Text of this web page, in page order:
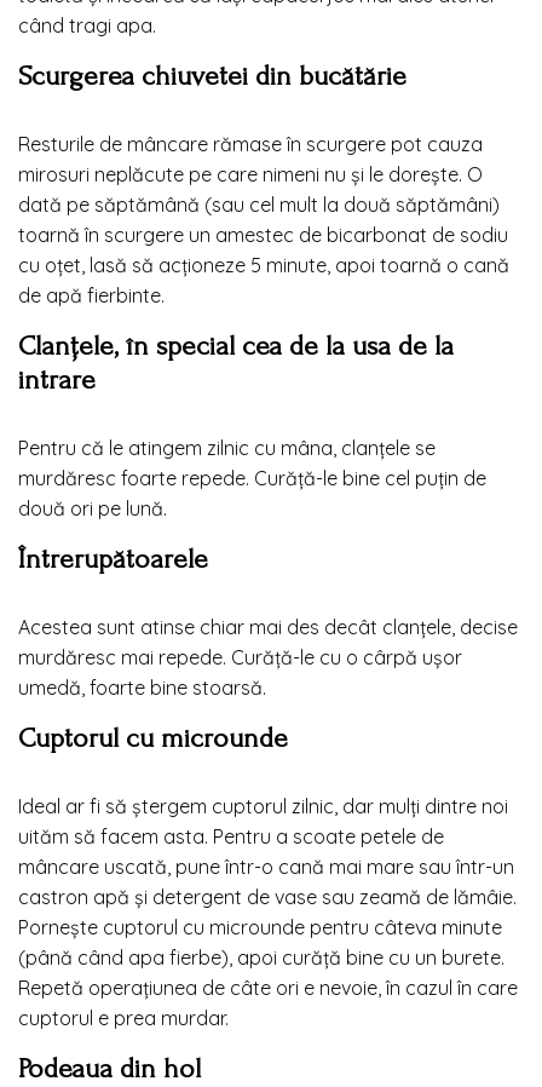
când tragi apa.
Scurgerea chiuvetei din bucătărie
Resturile de mâncare rămase în scurgere pot cauza
mirosuri neplăcute pe care nimeni nu și le dorește. O
dată pe săptămână (sau cel mult la două săptămâni)
toarnă în scurgere un amestec de bicarbonat de sodiu
cu oțet, lasă să acționeze 5 minute, apoi toarnă o cană
de apă fierbinte.
Clanțele, în special cea de la usa de la
intrare
Pentru că le atingem zilnic cu mâna, clanțele se
murdăresc foarte repede. Curăță-le bine cel puțin de
două ori pe lună.
Întrerupătoarele
Acestea sunt atinse chiar mai des decât clanțele, decise
murdăresc mai repede. Curăță-le cu o cârpă ușor
umedă, foarte bine stoarsă.
Cuptorul cu microunde
Ideal ar fi să ștergem cuptorul zilnic, dar mulți dintre noi
uităm să facem asta. Pentru a scoate petele de
mâncare uscată, pune într-o cană mai mare sau într-un
castron apă și detergent de vase sau zeamă de lămâie.
Pornește cuptorul cu microunde pentru câteva minute
(până când apa fierbe), apoi curăță bine cu un burete.
Repetă operațiunea de câte ori e nevoie, în cazul în care
cuptorul e prea murdar.
Podeaua din hol